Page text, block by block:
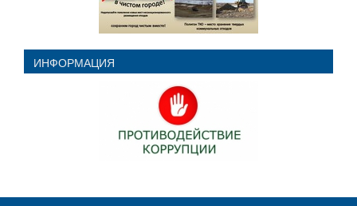
ИНФОРМАЦИЯ